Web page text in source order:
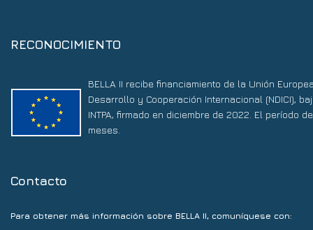
RECONOCIMIENTO
BELLA II recibe financiamiento de la Unión
Desarrollo y Cooperación Internacional (NDICI),
INTPA, firmado en diciembre de 2022. El período
meses.
Contacto
Para obtener más información sobre BELLA II, comuníquese con: